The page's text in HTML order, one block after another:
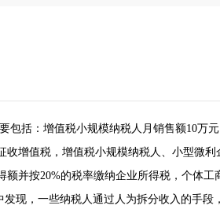
包括：增值税小规模纳税人月销售额10万
收增值税，增值税小规模纳税人、小型微利
额并按20%的税率缴纳企业所得税，个体工
现，一些纳税人通过人为拆分收入的手段